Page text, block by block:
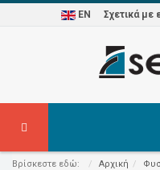
EN Σχετικά με
Βρίσκεστε εδώ: Αρχική